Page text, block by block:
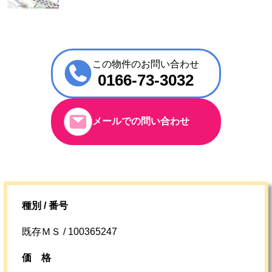
この物件のお問い合わせ
0166-73-3032
メールでの問い合わせ
種別 / 番号
既存ＭＳ / 100365247
価格